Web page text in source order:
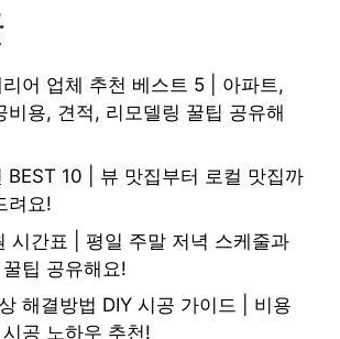
어 업체 추천 베스트 5 | 아파트,
비용, 견적, 리모델링 꿀팁 공유해
BEST 10 | 뷰 맛집부터 로컬 맛집까
려요!
시간표 | 평일 주말 저녁 스케줄과
팁 공유해요!
해결방법 DIY 시공 가이드 | 비용
공 노하우 추천!